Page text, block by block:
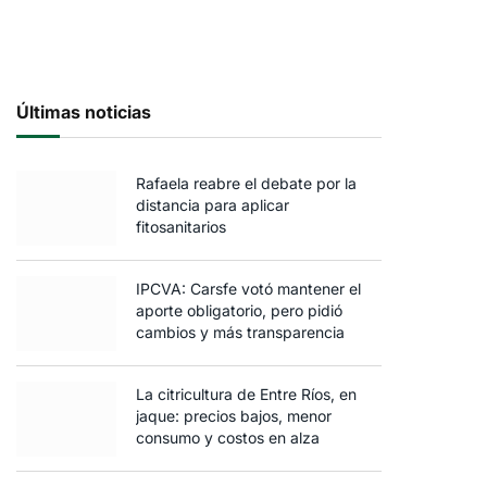
Últimas noticias
Rafaela reabre el debate por la
distancia para aplicar
fitosanitarios
IPCVA: Carsfe votó mantener el
aporte obligatorio, pero pidió
cambios y más transparencia
La citricultura de Entre Ríos, en
jaque: precios bajos, menor
consumo y costos en alza